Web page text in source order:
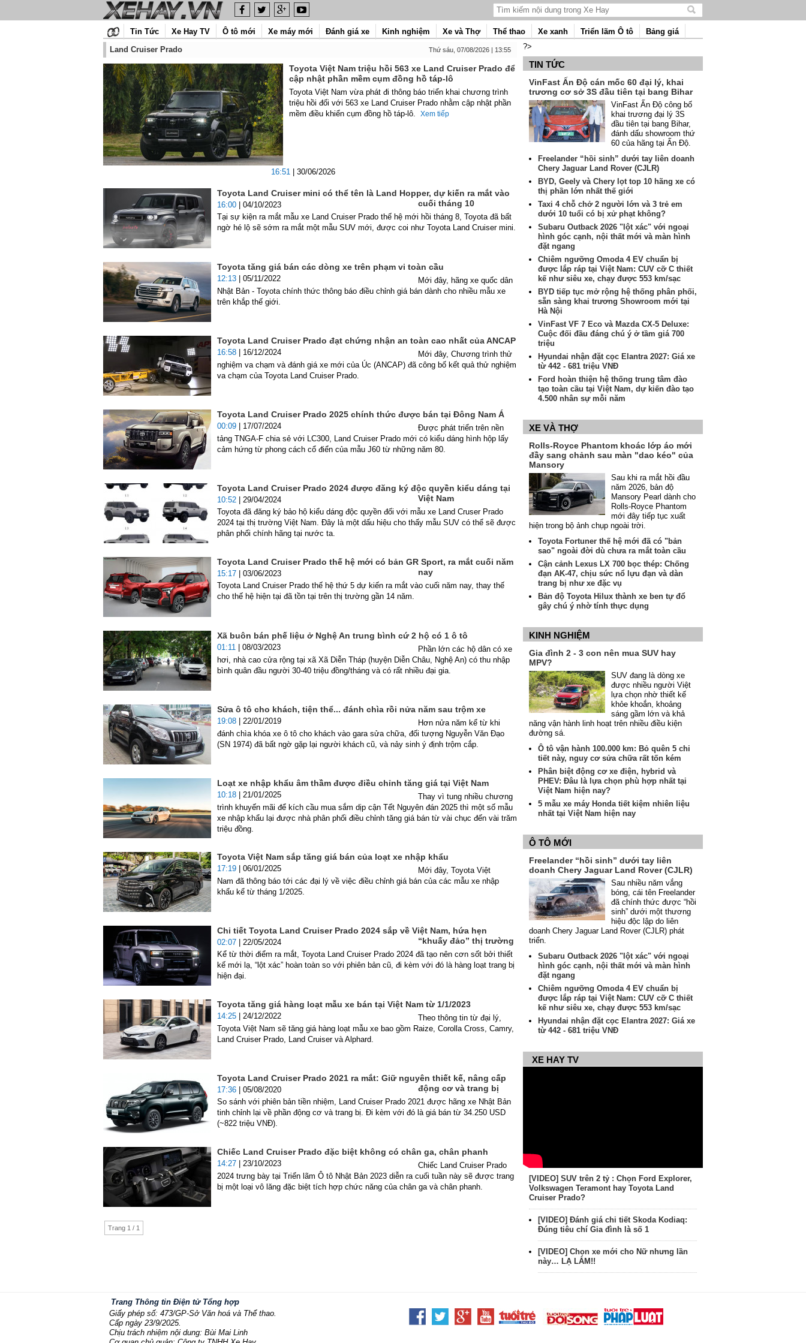
Tìm
nội
Tin Tức Xe Hay TV Ô tô mới Xe máy mới Đánh giá xe Kinh nghiệm Xe và Thợ Thể thao Xe xanh Triển lãm Ô tô
Bảng giá
Land Cruiser Prado
Thứ sáu, 07/08/2026 | 13:55
Toyota Việt Nam triệu hồi 563 xe Land Cruiser Prado để
cập nhật phần mềm cụm đồng hồ táp-lô
16:51 | 30/06/2026
Toyota Việt Nam vừa phát đi thông báo triển khai chương trình
triệu hồi đối với 563 xe Land Cruiser Prado nhằm cập nhật phần
mềm điều khiển cụm đồng hồ táp-lô. Xem tiếp
Toyota Land Cruiser mini có thể tên là Land Hopper, dự kiến ra mắt vào
cuối tháng 10
16:00 | 04/10/2023
Tại sự kiện ra mắt mẫu xe Land Cruiser Prado thế hệ mới hồi tháng 8, Toyota đã bất
ngờ hé lộ sẽ sớm ra mắt một mẫu SUV mới, được coi như Toyota Land Cruiser mini.
Toyota tăng giá bán các dòng xe trên phạm vi toàn cầu
12:13 | 05/11/2022
Mới đây, hãng xe quốc dân
Nhật Bản - Toyota chính thức thông báo điều chỉnh giá bán dành cho nhiều mẫu xe
trên khắp thế giới.
Toyota Land Cruiser Prado đạt chứng nhận an toàn cao nhất của ANCAP
16:58 | 16/12/2024
Mới đây, Chương trình thử
nghiệm va chạm và đánh giá xe mới của Úc (ANCAP) đã công bố kết quả thử nghiệm
va chạm của Toyota Land Cruiser Prado.
Toyota Land Cruiser Prado 2025 chính thức được bán tại Đông Nam Á
00:09 | 17/07/2024
Được phát triển trên nền
tảng TNGA-F chia sẻ với LC300, Land Cruiser Prado mới có kiểu dáng hình hộp lấy
cảm hứng từ phong cách cổ điển của mẫu J60 từ những năm 80.
Toyota Land Cruiser Prado 2024 được đăng ký độc quyền kiểu dáng tại
Việt Nam
10:52 | 29/04/2024
Toyota đã đăng ký bảo hộ kiểu dáng độc quyền đối với mẫu xe Land Cruser Prado
2024 tại thị trường Việt Nam. Đây là một dấu hiệu cho thấy mẫu SUV có thể sẽ được
phân phối chính hãng tại nước ta.
Toyota Land Cruiser Prado thế hệ mới có bản GR Sport, ra mắt cuối năm
nay
15:17 | 03/06/2023
Toyota Land Cruiser Prado thế hệ thứ 5 dự kiến ra mắt vào cuối năm nay, thay thế
cho thế hệ hiện tại đã tồn tại trên thị trường gần 14 năm.
Xã buôn bán phế liệu ở Nghệ An trung bình cứ 2 hộ có 1 ô tô
01:11 | 08/03/2023
Phần lớn các hộ dân có xe
hơi, nhà cao cửa rộng tại xã Xã Diễn Tháp (huyện Diễn Châu, Nghệ An) có thu nhập
bình quân đầu người 30-40 triệu đồng/tháng và có rất nhiều đại gia.
Sửa ô tô cho khách, tiện thể... đánh chìa rồi nửa năm sau trộm xe
19:08 | 22/01/2019
Hơn nửa năm kể từ khi
đánh chìa khóa xe ô tô cho khách vào gara sửa chữa, đối tượng Nguyễn Văn Đạo
(SN 1974) đã bất ngờ gặp lại người khách cũ, và nảy sinh ý định trộm cắp.
Loạt xe nhập khẩu âm thầm được điều chỉnh tăng giá tại Việt Nam
10:18 | 21/01/2025
Thay vì tung nhiều chương
trình khuyến mãi để kích cầu mua sắm dịp cận Tết Nguyên đán 2025 thì một số mẫu
xe nhập khẩu lại được nhà phân phối điều chỉnh tăng giá bán từ vài chục đến vài trăm
triệu đồng.
Toyota Việt Nam sắp tăng giá bán của loạt xe nhập khẩu
17:19 | 06/01/2025
Mới đây, Toyota Việt
Nam đã thông báo tới các đại lý về việc điều chỉnh giá bán của các mẫu xe nhập
khẩu kể từ tháng 1/2025.
Chi tiết Toyota Land Cruiser Prado 2024 sắp về Việt Nam, hứa hẹn
“khuấy đảo” thị trường
02:07 | 22/05/2024
Kể từ thời điểm ra mắt, Toyota Land Cruiser Prado 2024 đã tạo nên cơn sốt bởi thiết
kế mới lạ, “lột xác” hoàn toàn so với phiên bản cũ, đi kèm với đó là hàng loạt trang bị
hiện đại.
Toyota tăng giá hàng loạt mẫu xe bán tại Việt Nam từ 1/1/2023
14:25 | 24/12/2022
Theo thông tin từ đại lý,
Toyota Việt Nam sẽ tăng giá hàng loạt mẫu xe bao gồm Raize, Corolla Cross, Camry,
Land Cruiser Prado, Land Cruiser và Alphard.
Toyota Land Cruiser Prado 2021 ra mắt: Giữ nguyên thiết kế, nâng cấp
động cơ và trang bị
17:36 | 05/08/2020
So sánh với phiên bản tiền nhiệm, Land Cruiser Prado 2021 được hãng xe Nhật Bản
tinh chỉnh lại về phần động cơ và trang bị. Đi kèm với đó là giá bán từ 34.250 USD
(~822 triệu VNĐ).
Chiếc Land Cruiser Prado đặc biệt không có chân ga, chân phanh
14:27 | 23/10/2023
Chiếc Land Cruiser Prado
2024 trưng bày tại Triển lãm Ô tô Nhật Bản 2023 diễn ra cuối tuần này sẽ được trang
bị một loại vô lăng đặc biệt tích hợp chức năng của chân ga và chân phanh.
Trang 1 / 1
?>
TIN TỨC
VinFast Ấn Độ cán mốc 60 đại lý, khai
trương cơ sở 3S đầu tiên tại bang Bihar
VinFast Ấn Độ công bố
khai trương đại lý 3S
đầu tiên tại bang Bihar,
đánh dấu showroom thứ
60 của hãng tại Ấn Độ.
Freelander “hồi sinh” dưới tay liên doanh
Chery Jaguar Land Rover (CJLR)
BYD, Geely và Chery lọt top 10 hãng xe có
thị phần lớn nhất thế giới
Taxi 4 chỗ chở 2 người lớn và 3 trẻ em
dưới 10 tuổi có bị xử phạt không?
Subaru Outback 2026 "lột xác" với ngoại
hình góc cạnh, nội thất mới và màn hình
đặt ngang
Chiêm ngưỡng Omoda 4 EV chuẩn bị
được lắp ráp tại Việt Nam: CUV cỡ C thiết
kế như siêu xe, chạy được 553 km/sạc
BYD tiếp tục mở rộng hệ thống phân phối,
sẵn sàng khai trương Showroom mới tại
Hà Nội
VinFast VF 7 Eco và Mazda CX-5 Deluxe:
Cuộc đối đầu đáng chú ý ở tầm giá 700
triệu
Hyundai nhận đặt cọc Elantra 2027: Giá xe
từ 442 - 681 triệu VNĐ
Ford hoàn thiện hệ thống trung tâm đào
tạo toàn cầu tại Việt Nam, dự kiến đào tạo
4.500 nhân sự mỗi năm
XE VÀ THỢ
Rolls-Royce Phantom khoác lớp áo mới
đầy sang chảnh sau màn "dao kéo" của
Mansory
Sau khi ra mắt hồi đầu
năm 2026, bản độ
Mansory Pearl dành cho
Rolls-Royce Phantom
mới đây tiếp tục xuất
hiện trong bộ ảnh chụp ngoài trời.
Toyota Fortuner thế hệ mới đã có "bản
sao" ngoài đời dù chưa ra mắt toàn cầu
Cận cảnh Lexus LX 700 bọc thép: Chống
đạn AK-47, chịu sức nổ lựu đạn và dàn
trang bị như xe đặc vụ
Bản độ Toyota Hilux thành xe ben tự đổ
gây chú ý nhờ tính thực dụng
KINH NGHIỆM
Gia đình 2 - 3 con nên mua SUV hay
MPV?
SUV đang là dòng xe
được nhiều người Việt
lựa chọn nhờ thiết kế
khỏe khoắn, khoảng
sáng gầm lớn và khả
năng vận hành linh hoạt trên nhiều điều kiện
đường sá.
Ô tô vận hành 100.000 km: Bỏ quên 5 chi
tiết này, nguy cơ sửa chữa rất tốn kém
Phân biệt động cơ xe điện, hybrid và
PHEV: Đâu là lựa chọn phù hợp nhất tại
Việt Nam hiện nay?
5 mẫu xe máy Honda tiết kiệm nhiên liệu
nhất tại Việt Nam hiện nay
Ô TÔ MỚI
Freelander “hồi sinh” dưới tay liên
doanh Chery Jaguar Land Rover (CJLR)
Sau nhiều năm vắng
bóng, cái tên Freelander
đã chính thức được “hồi
sinh” dưới một thương
hiệu độc lập do liên
doanh Chery Jaguar Land Rover (CJLR) phát
triển.
Subaru Outback 2026 "lột xác" với ngoại
hình góc cạnh, nội thất mới và màn hình
đặt ngang
Chiêm ngưỡng Omoda 4 EV chuẩn bị
được lắp ráp tại Việt Nam: CUV cỡ C thiết
kế như siêu xe, chạy được 553 km/sạc
Hyundai nhận đặt cọc Elantra 2027: Giá xe
từ 442 - 681 triệu VNĐ
XE HAY TV
[VIDEO] SUV trên 2 tỷ : Chọn Ford Explorer,
Volkswagen Teramont hay Toyota Land
Cruiser Prado?
[VIDEO] Đánh giá chi tiết Skoda Kodiaq:
Đúng tiêu chí Gia đình là số 1
[VIDEO] Chọn xe mới cho Nữ nhưng lần
này… LẠ LẮM!!
Trang Thông tin Điện tử Tổng hợp
Giấy phép số: 473/GP-Sở Văn hoá và Thể thao.
Cấp ngày 23/9/2025.
Chịu trách nhiệm nội dung: Bùi Mai Linh